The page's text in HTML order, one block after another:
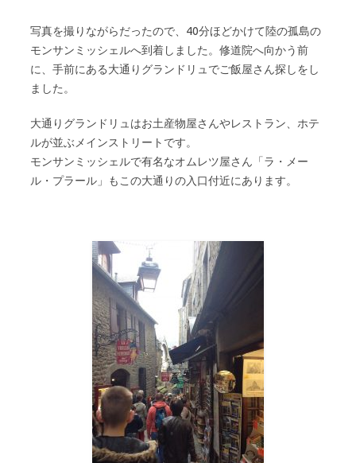
写真を撮りながらだったので、40分ほどかけて陸の孤島の
モンサンミッシェルへ到着しました。修道院へ向かう前
に、手前にある大通りグランドリュでご飯屋さん探しをし
ました。
大通りグランドリュはお土産物屋さんやレストラン、ホテ
ルが並ぶメインストリートです。
モンサンミッシェルで有名なオムレツ屋さん「ラ・メー
ル・プラール」もこの大通りの入口付近にあります。